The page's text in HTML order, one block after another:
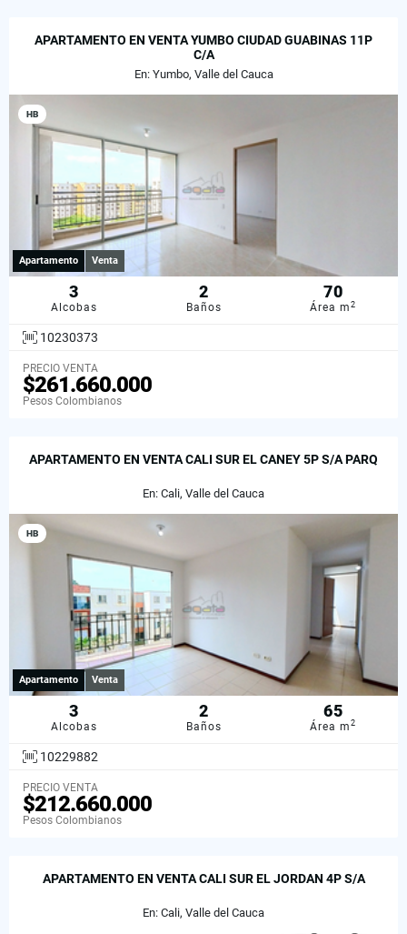
APARTAMENTO EN VENTA YUMBO CIUDAD GUABINAS 11P
C/A
En: Yumbo, Valle del Cauca
HB
Apartamento Venta
3
Alcobas
2
Baños
70
Área m2
10230373
PRECIO VENTA
$261.660.000
Pesos Colombianos
APARTAMENTO EN VENTA CALI SUR EL CANEY 5P S/A PARQ
En: Cali, Valle del Cauca
HB
Apartamento Venta
3
Alcobas
2
Baños
65
Área m2
10229882
PRECIO VENTA
$212.660.000
Pesos Colombianos
APARTAMENTO EN VENTA CALI SUR EL JORDAN 4P S/A
En: Cali, Valle del Cauca